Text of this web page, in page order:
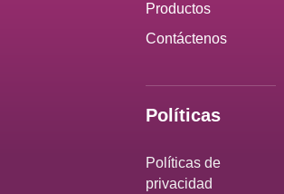
Productos
Contáctenos
Políticas
Políticas de
privacidad